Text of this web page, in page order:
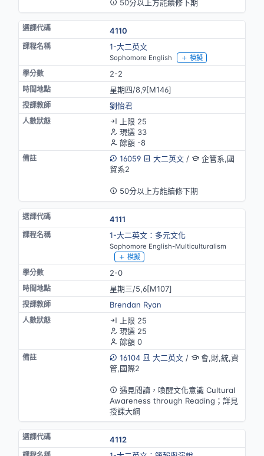
50分以上方能續修下期
4110
1-大二英文
Sophomore English 模擬
2-2
星期四/8,9[M146]
劉怡君
上限 25
現選 33
餘額 -8
16059
大二英文/
企管系,國
貿系2
50分以上方能續修下期
4111
1-大二英文：多元文化
Sophomore English-Multiculturalism
模擬
2-0
星期三/5,6[M107]
Brendan Ryan
上限 25
現選 25
餘額 0
16104
大二英文/
會,財,統,資
管,國際2
遇見閱讀，喚醒文化意識 Cultural
Awareness through Reading；詳見
授課大綱
4112